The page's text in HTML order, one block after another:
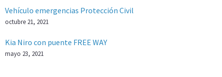
Vehículo emergencias Protección Civil
octubre 21, 2021
Kia Niro con puente FREE WAY
mayo 23, 2021